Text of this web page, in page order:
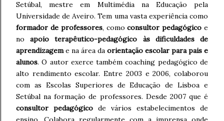
Setúbal, mestre em Multimédia na Educação pela
Universidade de Aveiro. Tem uma vasta experiência como
formador de professores, comoconsultor pedagógico e
noapoio terapêutico-pedagógico às dificuldades de
aprendizagem e na área da orientação escolar para pais e
alunos. O autor exerce também coaching pedagógico de
alto rendimento escolar. Entre 2003 e 2006, colaborou
com as Escolas Superiores de Educação de Lisboa e
Setúbal na formação de professores. Desde 2007 que é
consultor pedagógico de vários estabelecimentos de